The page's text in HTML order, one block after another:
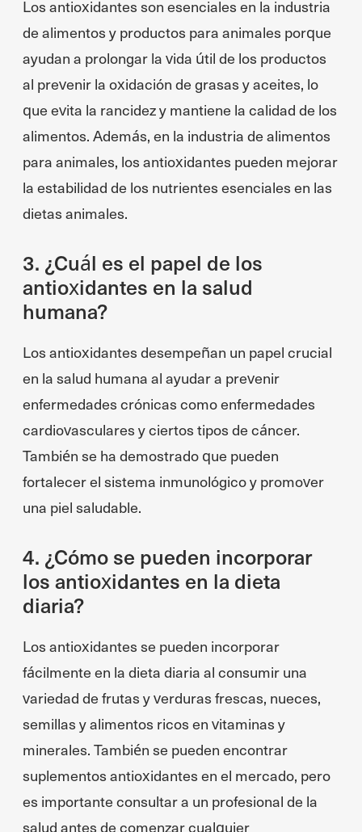
Los antioxidantes son esenciales en la industria
de alimentos y productos para animales porque
ayudan a prolongar la vida útil de los productos
al prevenir la oxidación de grasas y aceites, lo
que evita la rancidez y mantiene la calidad de los
alimentos. Además, en la industria de alimentos
para animales, los antioxidantes pueden mejorar
la estabilidad de los nutrientes esenciales en las
dietas animales.
3. ¿Cuál es el papel de los
antioxidantes en la salud
humana?
Los antioxidantes desempeñan un papel crucial
en la salud humana al ayudar a prevenir
enfermedades crónicas como enfermedades
cardiovasculares y ciertos tipos de cáncer.
También se ha demostrado que pueden
fortalecer el sistema inmunológico y promover
una piel saludable.
4. ¿Cómo se pueden incorporar
los antioxidantes en la dieta
diaria?
Los antioxidantes se pueden incorporar
fácilmente en la dieta diaria al consumir una
variedad de frutas y verduras frescas, nueces,
semillas y alimentos ricos en vitaminas y
minerales. También se pueden encontrar
suplementos antioxidantes en el mercado, pero
es importante consultar a un profesional de la
salud antes de comenzar cualquier